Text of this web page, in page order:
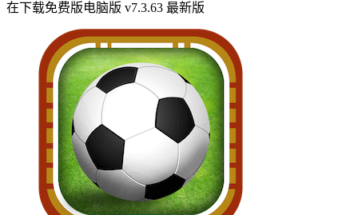
在下载免费版电脑版 v7.3.63 最新版